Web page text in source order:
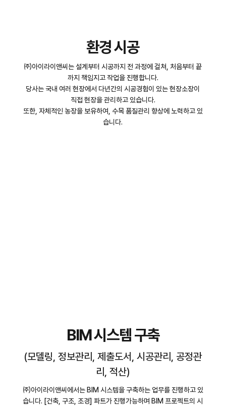
환경 시공
㈜아이라이앤씨는 설계부터 시공까지 전 과정에 걸쳐, 처음부터 끝
까지 책임지고 작업을 진행합니다.
당사는 국내 여러 현장에서 다년간의 시공경험이 있는 현장소장이
직접 현장을 관리하고 있습니다.
또한, 자체적인 농장을 보유하여, 수목 품질관리 향상에 노력하고 있
습니다.
BIM 시스템 구축
(모델링, 정보관리, 제출도서, 시공관리, 공정관
리, 적산)
㈜아이라이앤씨에서는 BIM 시스템을 구축하는 업무를 진행하고 있
습니다. [건축, 구조, 조경] 파트가 진행가능하며 BIM 프로젝트의 시